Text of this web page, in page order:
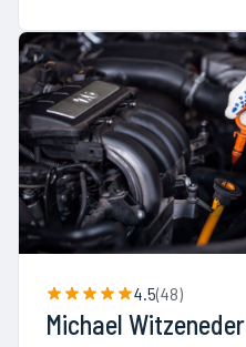
4.5(48)
Michael Witzeneder